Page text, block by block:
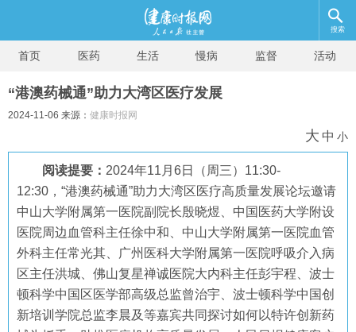
搜索
首页 医药 生活 慢病 监督 活动
“港澳药械通”助力大湾区医疗发展
2024-11-06 来源： 健康时报网
大 中 小
阅读提要： ​2024年11月6日（周三）11:30-
12:30，“港澳药械通”助力大湾区医疗高质量发展论坛邀请
中山大学附属第一医院副院长殷晓煜、中国医药大学附设
医院周边血管科主任徐中和、中山大学附属第一医院血管
外科主任常光其、广州医科大学附属第一医院呼吸介入病
区主任洪城、佛山复星禅诚医院大内科主任彭宇程、波士
顿科学中国区医学部高级总监曾治宇、波士顿科学中国创
新培训学院总监李晨及等嘉宾共同探讨如何以特许创新药